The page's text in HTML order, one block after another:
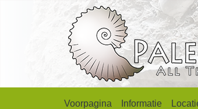
Voorpagina Informatie